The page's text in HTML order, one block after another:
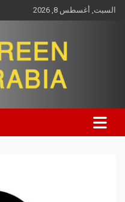
السبت, أغسطس 8, 2026
Screen Arabia